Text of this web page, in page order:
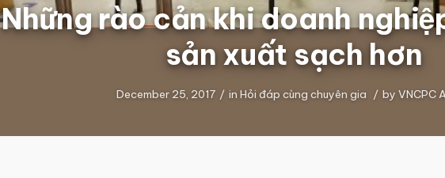
Những rào cản khi doanh
sản xuất sạch hơn
December 25, 2017 / in Hỏi đáp cùng chuyên gia / by VNCPC